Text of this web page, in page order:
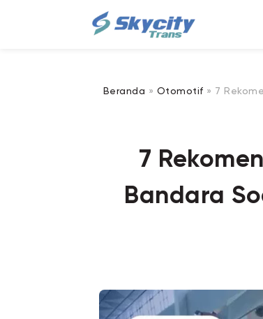
Beranda » Otomotif » 7
7
Bandara